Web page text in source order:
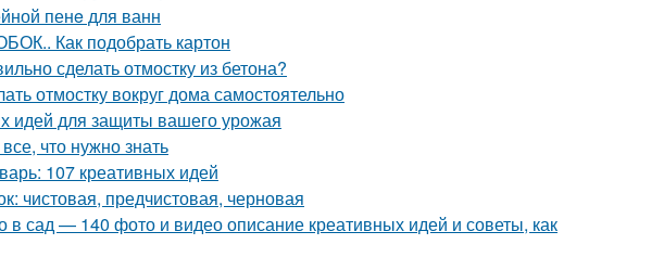
пенe для ванн
Как подобрать картон
сделать отмостку из бетона?
отмостку вокруг дома самостоятельно
идей для защиты вашего урожая
что нужно знать
107 креативных идей
чистовая, предчистовая, черновая
в сад — 140 фото и видео описание креативных идей и советы, как